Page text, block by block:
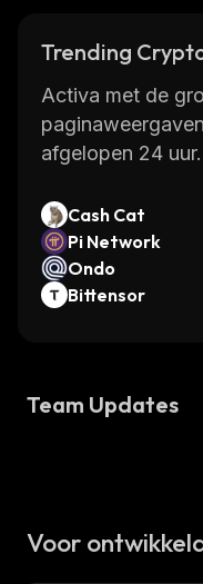
Trending
Activa met de
afgelopen 24 uur.
Cash Cat
Pi Network
Ondo
Bittensor
Team Updates
Voor